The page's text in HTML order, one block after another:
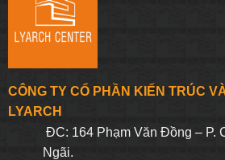
CÔNG TY CỔ PHẦN KIẾN TRÚC
LYARCH
ĐC: 164 Phạm Văn Đồng – P.
Ngãi.